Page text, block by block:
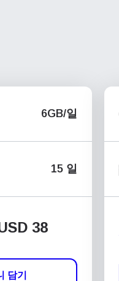
6GB/일
15 일
38
담기